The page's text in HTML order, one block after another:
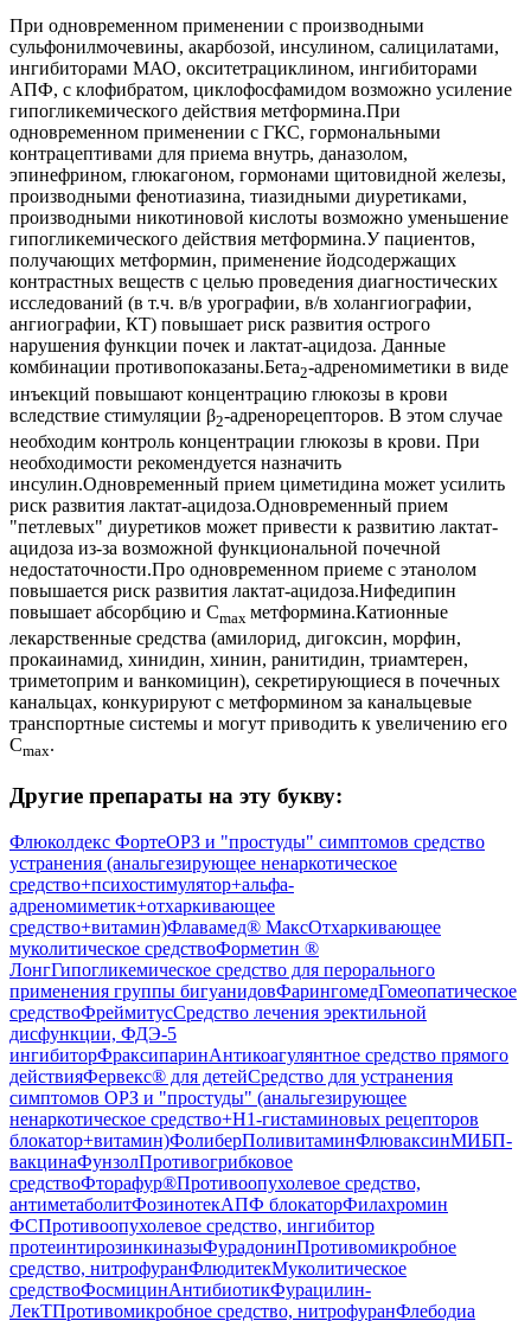
При одновременном применении с производными
сульфонилмочевины, акарбозой, инсулином, салицилатами,
ингибиторами МАО, окситетрациклином, ингибиторами
АПФ, с клофибратом, циклофосфамидом возможно усиление
гипогликемического действия метформина.При
одновременном применении с ГКС, гормональными
контрацептивами для приема внутрь, даназолом,
эпинефрином, глюкагоном, гормонами щитовидной железы,
производными фенотиазина, тиазидными диуретиками,
производными никотиновой кислоты возможно уменьшение
гипогликемического действия метформина.У пациентов,
получающих метформин, применение йодсодержащих
контрастных веществ с целью проведения диагностических
исследований (в т.ч. в/в урографии, в/в холангиографии,
ангиографии, КТ) повышает риск развития острого
нарушения функции почек и лактат-ацидоза. Данные
комбинации противопоказаны.Бета2-адреномиметики в виде
инъекций повышают концентрацию глюкозы в крови
вследствие стимуляции β2-адренорецепторов. В этом случае
необходим контроль концентрации глюкозы в крови. При
необходимости рекомендуется назначить
инсулин.Одновременный прием циметидина может усилить
риск развития лактат-ацидоза.Одновременный прием
"петлевых" диуретиков может привести к развитию лактат-
ацидоза из-за возможной функциональной почечной
недостаточности.Про одновременном приеме с этанолом
повышается риск развития лактат-ацидоза.Нифедипин
повышает абсорбцию и Cmax метформина.Катионные
лекарственные средства (амилорид, дигоксин, морфин,
прокаинамид, хинидин, хинин, ранитидин, триамтерен,
триметоприм и ванкомицин), секретирующиеся в почечных
канальцах, конкурируют с метформином за канальцевые
транспортные системы и могут приводить к увеличению его
Cmax.
Другие препараты на эту букву:
Флюколдекс ФортеОРЗ и "простуды" симптомов средство
устранения (анальгезирующее ненаркотическое
средство+психостимулятор+альфа-
адреномиметик+отхаркивающее
средство+витамин)Флавамед® МаксОтхаркивающее
муколитическое средствоФорметин ®
ЛонгГипогликемическое средство для перорального
применения группы бигуанидовФарингомедГомеопатическое
средствоФреймитусСредство лечения эректильной
дисфункции, ФДЭ-5
ингибиторФраксипаринАнтикоагулянтное средство прямого
действияФервекс® для детейСредство для устранения
симптомов ОРЗ и "простуды" (анальгезирующее
ненаркотическое средство+H1-гистаминовых рецепторов
блокатор+витамин)ФолиберПоливитаминФлюваксинМИБП-
вакцинаФунзолПротивогрибковое
средствоФторафур®Противоопухолевое средство,
антиметаболитФозинотекАПФ блокаторФилахромин
ФСПротивоопухолевое средство, ингибитор
протеинтирозинкиназыФурадонинПротивомикробное
средство, нитрофуранФлюдитекМуколитическое
средствоФосмицинАнтибиотикФурацилин-
ЛекТПротивомикробное средство, нитрофуранФлебодиа